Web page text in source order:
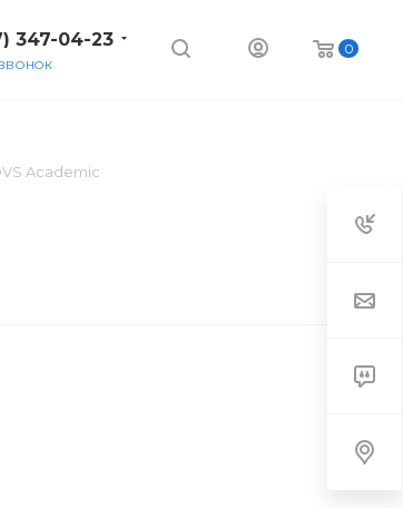
0
347-04-23
Academic